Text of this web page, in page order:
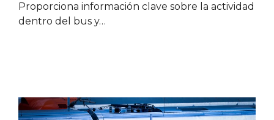
Proporciona información clave sobre la actividad
dentro del bus y…